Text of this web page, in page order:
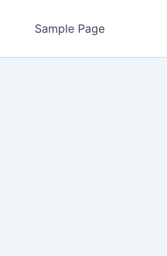
Sample Page